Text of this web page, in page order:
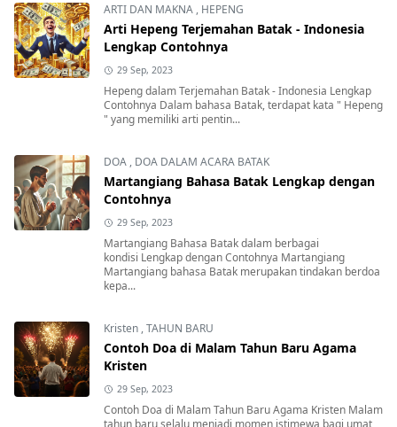
ARTI DAN MAKNA , HEPENG
Arti Hepeng Terjemahan Batak - Indonesia
Lengkap Contohnya
29 Sep, 2023
Hepeng dalam Terjemahan Batak - Indonesia Lengkap
Contohnya Dalam bahasa Batak, terdapat kata " Hepeng
" yang memiliki arti pentin...
DOA , DOA DALAM ACARA BATAK
Martangiang Bahasa Batak Lengkap dengan
Contohnya
29 Sep, 2023
Martangiang Bahasa Batak dalam berbagai
kondisi Lengkap dengan Contohnya Martangiang
Martangiang bahasa Batak merupakan tindakan berdoa
kepa...
Kristen ,TAHUN BARU
Contoh Doa di Malam Tahun Baru Agama
Kristen
29 Sep, 2023
Contoh Doa di Malam Tahun Baru Agama Kristen Malam
tahun baru selalu menjadi momen istimewa bagi umat